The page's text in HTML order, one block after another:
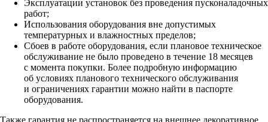
Эксплуатации установок без проведения пусконаладочных
работ;
Использования оборудования вне допустимых
температурных и влажностных пределов;
Сбоев в работе оборудования, если плановое техническое
обслуживание не было проведено в течение 18 месяцев
с момента покупки. Более подробную информацию
об условиях планового технического обслуживания
и ограничениях гарантии можно найти в паспорте
оборудования.